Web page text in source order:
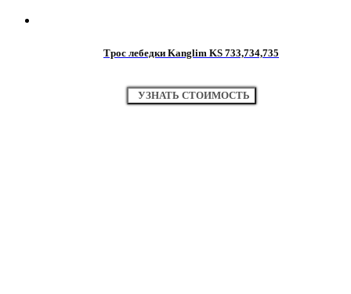
Трос лебедки Kanglim KS 733,734,735
УЗНАТЬ СТОИМОСТЬ